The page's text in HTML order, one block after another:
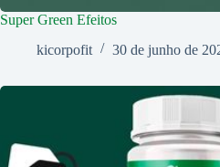
Super Green Efeitos
kicorpofit
30 de junho de